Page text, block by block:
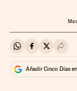
Compartir en
Compartir en
Añadir Cinco Días